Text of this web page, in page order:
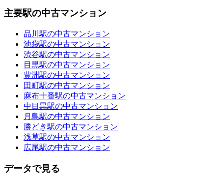
主要駅の中古マンション
品川駅の中古マンション
池袋駅の中古マンション
渋谷駅の中古マンション
目黒駅の中古マンション
豊洲駅の中古マンション
田町駅の中古マンション
麻布十番駅の中古マンション
中目黒駅の中古マンション
月島駅の中古マンション
勝どき駅の中古マンション
浅草駅の中古マンション
広尾駅の中古マンション
データで見る